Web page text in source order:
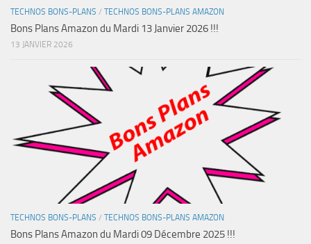
TECHNOS BONS-PLANS / TECHNOS BONS-PLANS AMAZON
Bons Plans Amazon du Mardi 13 Janvier 2026 !!!
13 JANVIER 2026
TECHNOS BONS-PLANS / TECHNOS BONS-PLANS AMAZON
Bons Plans Amazon du Mardi 09 Décembre 2025 !!!